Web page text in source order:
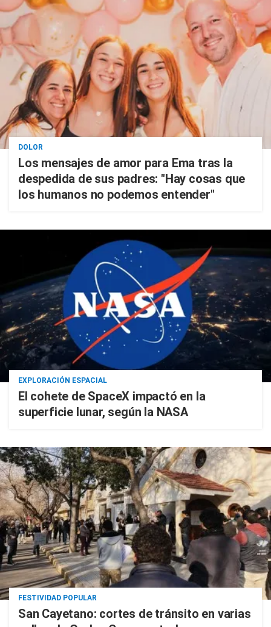
DOLOR
Los mensajes de amor para Ema tras la
despedida de sus padres: "Hay cosas que
los humanos no podemos entender"
EXPLORACIÓN ESPACIAL
El cohete de SpaceX impactó en la
superficie lunar, según la NASA
FESTIVIDAD POPULAR
San Cayetano: cortes de tránsito en varias